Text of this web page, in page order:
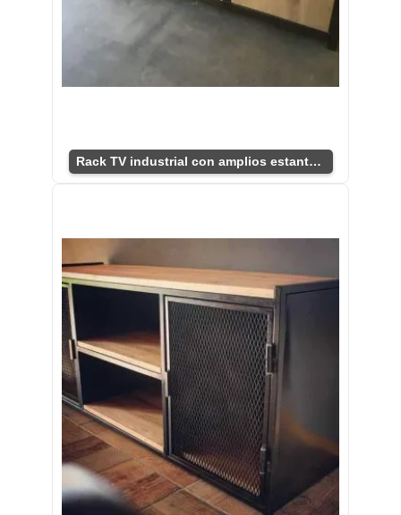
Rack TV industrial con amplios estantes y puertas